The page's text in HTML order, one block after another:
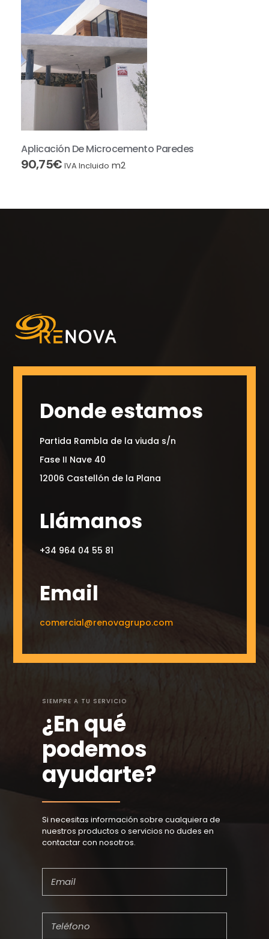
Aplicación De Microcemento Paredes
90,75€ IVA Incluido m2
SIEMPRE A TU SERVICIO
¿En qué
podemos
ayudarte?
Si necesitas información sobre cualquiera de
nuestros productos o servicios no dudes en
contactar con nosotros.
Donde estamos
Partida Rambla de la viuda s/n
Fase II Nave 40
12006 Castellón de la Plana
Llámanos
+34 964 04 55 81
Email
comercial@renovagrupo.com